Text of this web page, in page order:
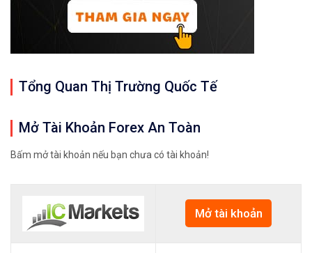
Tổng Quan Thị Trường Quốc Tế
Mở Tài Khoản Forex An Toàn
Bấm mở tài khoản nếu bạn chưa có tài khoản!
Mở tài khoản